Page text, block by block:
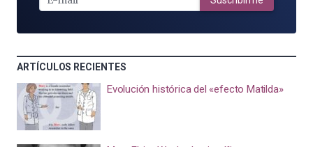
ARTÍCULOS RECIENTES
Evolución histórica del «efecto Matilda»